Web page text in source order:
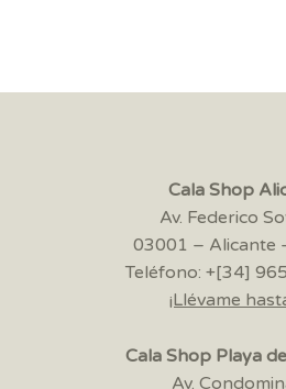
Cala Shop
Av. Federico
03001 – Alicante
Teléfono: +[34]
¡Llévame
Cala Shop Playa
Av.